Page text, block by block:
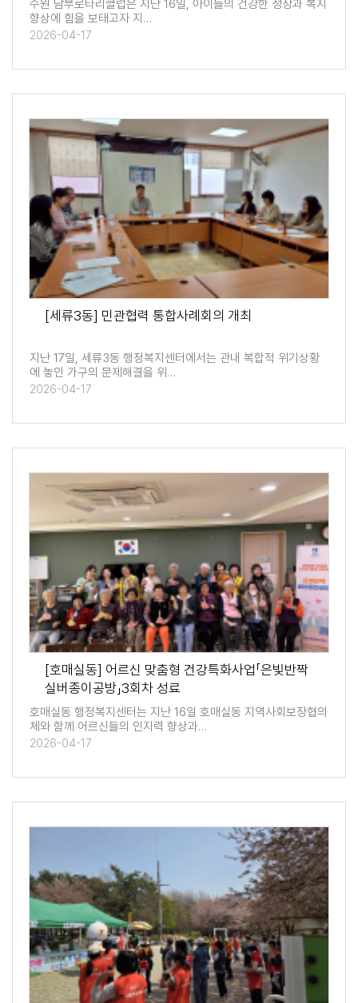
수원 남부로타리클럽은 지난 16일, 아이들의 건강한 성장과 복지
향상에 힘을 보태고자 지…
2026-04-17
[세류3동] 민관협력 통합사례회의 개최
지난 17일, 세류3동 행정복지센터에서는 관내 복합적 위기상황
에 놓인 가구의 문제해결을 위…
2026-04-17
[호매실동] 어르신 맞춤형 건강특화사업「은빛반짝
실버종이공방」3회차 성료
호매실동 행정복지센터는 지난 16일 호매실동 지역사회보장협의
체와 함께 어르신들의 인지력 향상과…
2026-04-17